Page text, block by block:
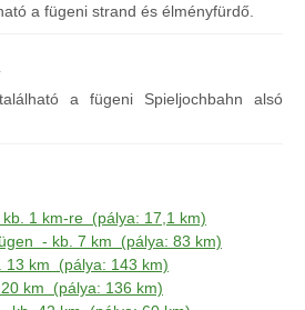
a fügeni strand és élményfürdő.
a fügeni Spieljochbahn alsó
1 km-re (pálya: 17,1 km)
- kb. 7 km (pálya: 83 km)
13 km (pálya: 143 km)
km (pálya: 136 km)